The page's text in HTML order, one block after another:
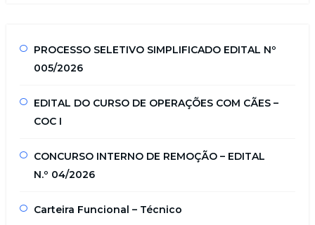
PROCESSO SELETIVO SIMPLIFICADO EDITAL Nº
005/2026
EDITAL DO CURSO DE OPERAÇÕES COM CÃES –
COC I
CONCURSO INTERNO DE REMOÇÃO – EDITAL
N.º 04/2026
Carteira Funcional – Técnico